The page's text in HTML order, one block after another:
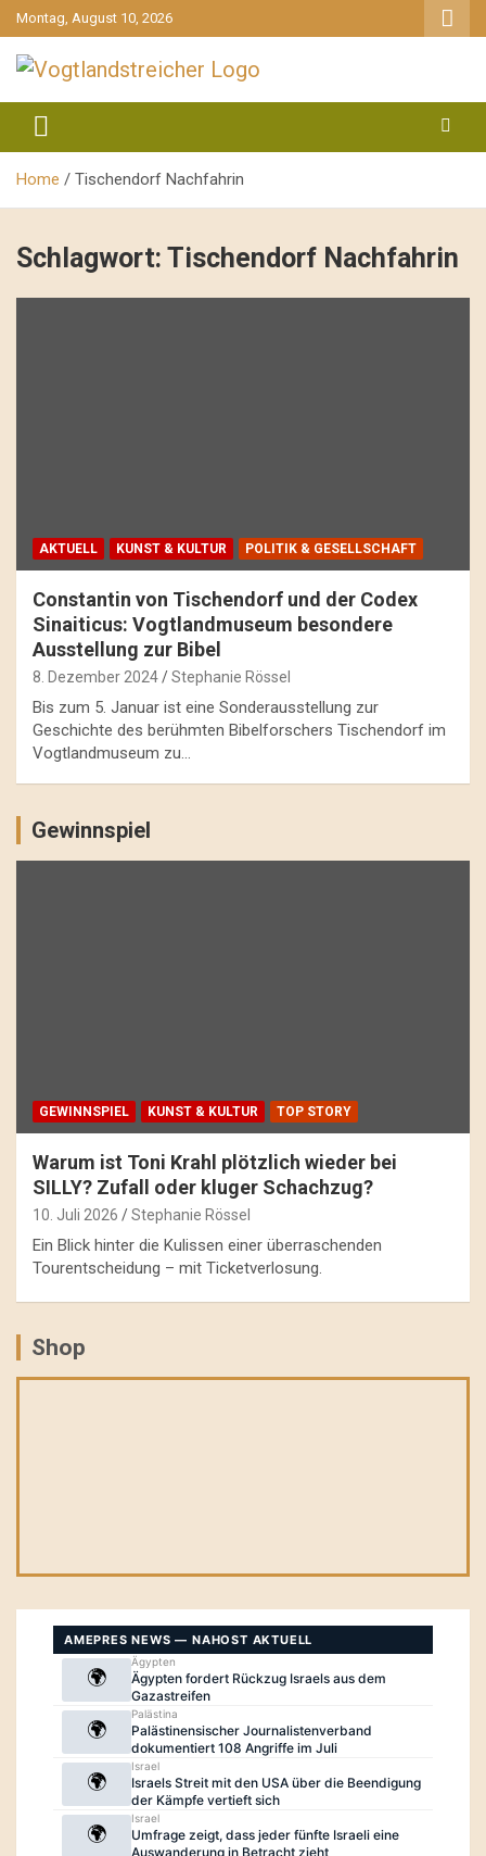
gehe
zum
Inhalt
Montag, August 10, 2026
Vogtlandstreicher
Home Tischendorf Nachfahrin
Schlagwort: Tischendorf Nachfahrin
AKTUELL KUNST & KULTUR POLITIK & GESELLSCHAFT
Constantin von Tischendorf und der Codex
Sinaiticus: Vogtlandmuseum besondere
Ausstellung zur Bibel
8. Dezember 2024 Stephanie Rössel
Bis zum 5. Januar ist eine Sonderausstellung zur
Geschichte des berühmten Bibelforschers Tischendorf im
Vogtlandmuseum zu…
Gewinnspiel
GEWINNSPIEL KUNST & KULTUR TOP STORY
Warum ist Toni Krahl plötzlich wieder bei
SILLY? Zufall oder kluger Schachzug?
10. Juli 2026 Stephanie Rössel
Ein Blick hinter die Kulissen einer überraschenden
Tourentscheidung – mit Ticketverlosung.
Shop